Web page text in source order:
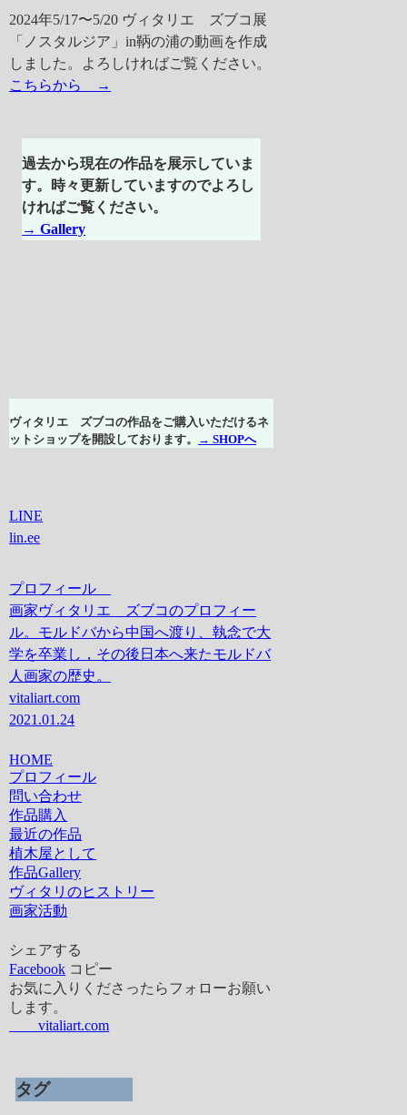
2024年5/17〜5/20 ヴィタリエ ズブコ展
「ノスタルジア」in鞆の浦の動画を作成
しました。よろしければご覧ください。
こちらから →
過去から現在の作品を展示していま
す。時々更新していますのでよろし
ければご覧ください。
→ Gallery
ヴィタリエ ズブコの作品をご購入いただけるネ
ットショップを開設しております。
→SHOPへ
LINE
lin.ee
プロフィール
画家ヴィタリエ ズブコのプロフィー
ル。モルドバから中国へ渡り、執念で大
学を卒業し，その後日本へ来たモルドバ
人画家の歴史。
vitaliart.com
2021.01.24
HOME
プロフィール
問い合わせ
作品購入
最近の作品
植木屋として
作品Gallery
ヴィタリのヒストリー
画家活動
シェアする
Facebook コピー
お気に入りくださったらフォローお願い
します。
vitaliart.com
タグ